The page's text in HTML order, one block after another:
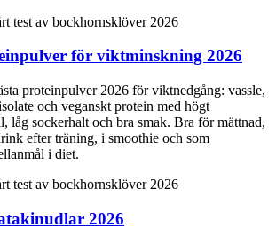
för viktminskning 2026
proteinpulver 2026 för viktnedgång: vassle,
och veganskt protein med högt
låg sockerhalt och bra smak. Bra för mättnad,
efter träning, i smoothie och som
i diet.
2026